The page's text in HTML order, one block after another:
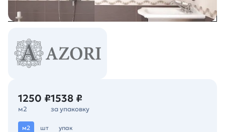
1250 ₽
м2
1538 ₽
за упаковку
м2 шт упак